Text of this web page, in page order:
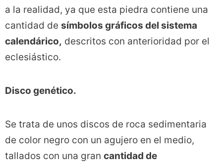
a la realidad, ya que esta piedra contiene una
cantidad de símbolos gráficos del sistema
calendárico, descritos con anterioridad por el
eclesiástico.
Disco genético.
Se trata de unos discos de roca sedimentaria
de color negro con un agujero en el medio,
tallados con una gran cantidad de